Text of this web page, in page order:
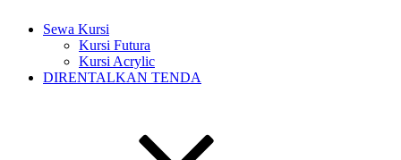
Sewa Kursi
Kursi Futura
Kursi Acrylic
DIRENTALKAN TENDA